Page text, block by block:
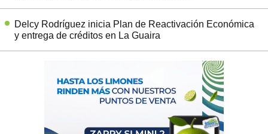
Delcy Rodríguez inicia Plan de Reactivación Económica
y entrega de créditos en La Guaira